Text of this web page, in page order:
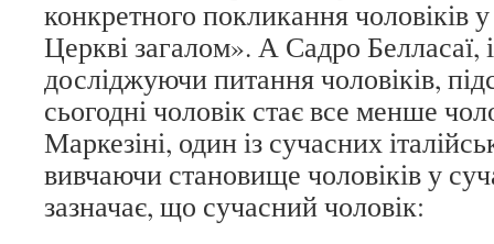
конкретного покликання чоловіків
Церкві загалом». А Садро Белласаї,
досліджуючи питання чоловіків,
сьогодні чоловік стає все менше
Маркезіні, один із сучасних
вивчаючи становище чоловіків у
зазначає, що сучасний чоловік: